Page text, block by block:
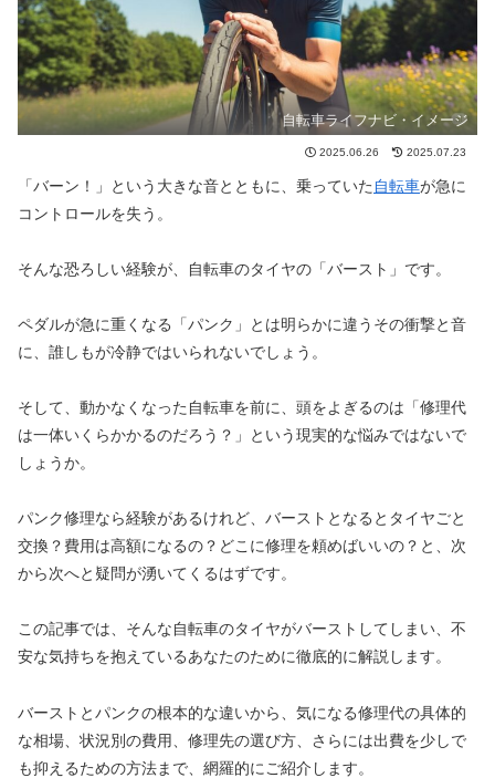
自転車ライフナビ・イメージ
2025.06.26 2025.07.23
「バーン！」という大きな音とともに、乗っていた 自転車が急に
コントロールを失う。
そんな恐ろしい経験が、自転車のタイヤの「バースト」です。
ペダルが急に重くなる「パンク」とは明らかに違うその衝撃と音
に、誰しもが冷静ではいられないでしょう。
そして、動かなくなった自転車を前に、頭をよぎるのは「修理代
は一体いくらかかるのだろう？」という現実的な悩みではないで
しょうか。
パンク修理なら経験があるけれど、バーストとなるとタイヤごと
交換？費用は高額になるの？どこに修理を頼めばいいの？と、次
から次へと疑問が湧いてくるはずです。
この記事では、そんな自転車のタイヤがバーストしてしまい、不
安な気持ちを抱えているあなたのために徹底的に解説します。
バーストとパンクの根本的な違いから、気になる修理代の具体的
な相場、状況別の費用、修理先の選び方、さらには出費を少しで
も抑えるための方法まで、網羅的にご紹介します。